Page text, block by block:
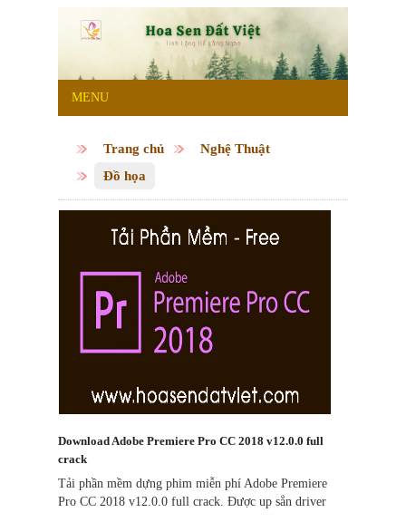
MENU
Trang chủ
Nghệ Thuật
Đồ họa
Download Adobe Premiere Pro CC 2018 v12.0.0 full
crack
Tải phần mềm dựng phim miễn phí Adobe Premiere
Pro CC 2018 v12.0.0 full crack. Được up sẳn driver